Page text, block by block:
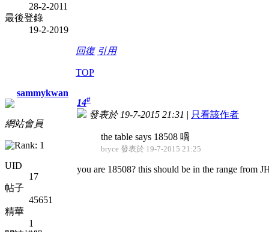
28-2-2011
最後登錄
19-2-2019
回復 引用
TOP
sammykwan
網站會員
UID
17
帖子
45651
精華
1
14#
發表於 19-7-2015 21:31 | 只看該作者
the table says 18508 喎
bryce 發表於 19-7-2015 21:25
you are 18508? this should be in the range from